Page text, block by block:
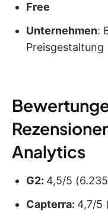
Free
Unternehmen:
Preisgestaltung
Analytics
G2: 4,5/5
Capterra: 4,7/5